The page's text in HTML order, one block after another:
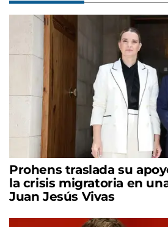
Prohens traslada su
la crisis migratoria en
Juan Jesús Vivas